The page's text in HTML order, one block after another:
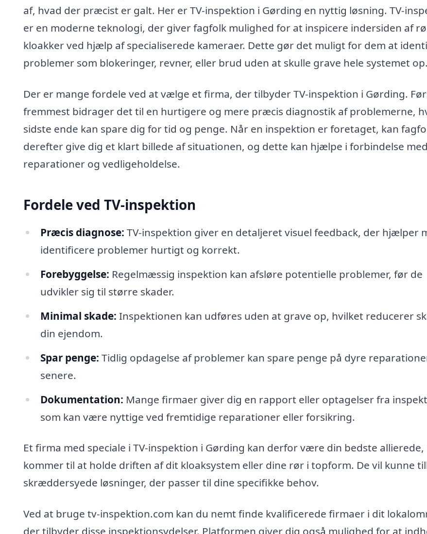
af, hvad der præcist er galt. Her er TV-inspektion i Gørding en nyttig løsning. TV-
er en moderne teknologi, der giver fagfolk mulighed for at inspicere indersiden af
kloakker ved hjælp af specialiserede kameraer. Dette gør det muligt for dem at
problemer som blokeringer, revner, eller brud uden at skulle grave hele systemet op.
Der er mange fordele ved at vælge et firma, der tilbyder TV-inspektion i Gørding.
fremmest bidrager det til en hurtigere og mere præcis diagnostik af problemerne,
sidste ende kan spare dig for tid og penge. Når en inspektion er foretaget, kan
derefter give dig et klart billede af situationen, og dette kan hjælpe i forbindelse med
reparationer og vedligeholdelse.
Fordele ved TV-inspektion
Præcis diagnose: TV-inspektion giver en detaljeret visuel feedback, der hjælper
identificere problemer hurtigt og korrekt.
Forebyggelse: Regelmæssig inspektion kan afsløre potentielle problemer, før de
udvikler sig til større skader.
Minimal skade: Inspektionen kan udføres uden at grave op, hvilket reducerer
din ejendom.
Spar penge: Tidlig opdagelse af problemer kan spare penge på dyre
senere.
Dokumentation: Mange firmaer giver dig en rapport eller optagelser fra
som kan være nyttige ved fremtidige reparationer eller forsikring.
Et firma med speciale i TV-inspektion i Gørding kan derfor være din bedste
kommer til at holde driften af dit kloaksystem eller dine rør i topform. De vil kunne
skræddersyede løsninger, der passer til dine specifikke behov.
Ved at bruge tv-inspektion.com kan du nemt finde kvalificerede firmaer i dit
der tilbyder disse inspektionsydelser. Platformen giver dig også mulighed for at